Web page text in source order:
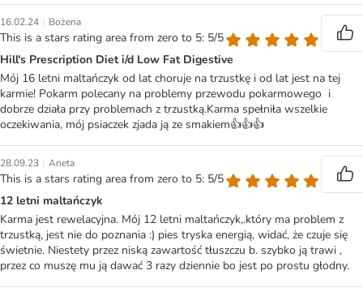
16.02.24 | Bożena
This is a stars rating area from zero to 5: 5/5
Hill's Prescription Diet i/d Low Fat Digestive
Mój 16 letni maltańczyk od lat choruje na trzustkę i od lat jest na tej
karmie! Pokarm polecany na problemy przewodu pokarmowego i
dobrze działa przy problemach z trzustką.Karma spełniła wszelkie
oczekiwania, mój psiaczek zjada ją ze smakiem👍👍👍
28.09.23 | Aneta
This is a stars rating area from zero to 5: 5/5
12 letni maltańczyk
Karma jest rewelacyjna. Mój 12 letni maltańczyk,.który ma problem z
trzustką, jest nie do poznania :) pies tryska energią, widać, że czuje się
świetnie. Niestety przez niską zawartość tłuszczu b. szybko ją trawi ,
przez co muszę mu ją dawać 3 razy dziennie bo jest po prostu głodny.